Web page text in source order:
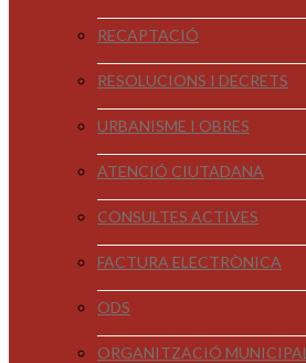
RECAPTACIÓ
RESOLUCIONS I DECRETS
URBANISME I OBRES
ATENCIÓ CIUTADANA
CONSULTES ACTIVES
FACTURA ELECTRÒNICA
ODS
ORGANITZACIÓ MUNICIPAL